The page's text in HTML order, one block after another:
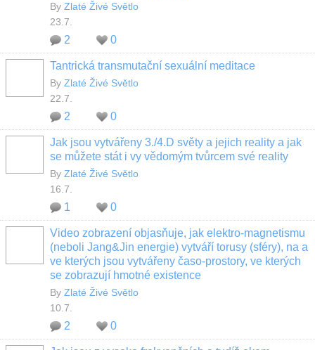
By Zlaté Živé Světlo
23.7.
2 0
Tantrická transmutační sexuální meditace
By Zlaté Živé Světlo
22.7.
2 0
Jak jsou vytvářeny 3./4.D světy a jejich reality a jak
se můžete stát i vy vědomým tvůrcem své reality
By Zlaté Živé Světlo
16.7.
1 0
Video zobrazení objasňuje, jak elektro-magnetismu
(neboli Jang&Jin energie) vytváří torusy (sféry), na a
ve kterých jsou vytvářeny časo-prostory, ve kterých
se zobrazují hmotné existence
By Zlaté Živé Světlo
10.7.
2 0